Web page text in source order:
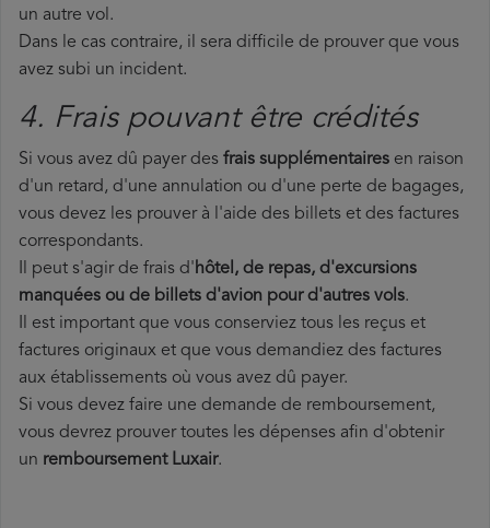
un autre vol.
Dans le cas contraire, il sera difficile de prouver que vous
avez subi un incident.
4. Frais pouvant être crédités
Si vous avez dû payer des frais supplémentaires en raison
d'un retard, d'une annulation ou d'une perte de bagages,
vous devez les prouver à l'aide des billets et des factures
correspondants.
Il peut s'agir de frais d'hôtel, de repas, d'excursions
manquées ou de billets d'avion pour d'autres vols.
Il est important que vous conserviez tous les reçus et
factures originaux et que vous demandiez des factures
aux établissements où vous avez dû payer.
Si vous devez faire une demande de remboursement,
vous devrez prouver toutes les dépenses afin d'obtenir
un remboursement Luxair.